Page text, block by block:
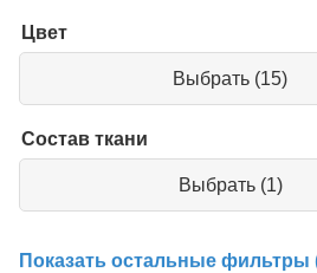
Цвет
Выбрать (15)
Состав ткани
Выбрать (1)
Показать остальные фильтры